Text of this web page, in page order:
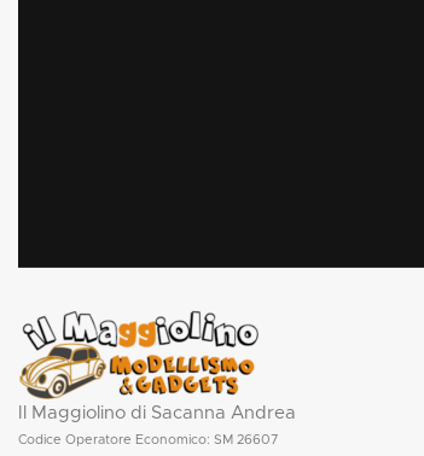
Il Maggiolino di Sacanna Andrea
Codice Operatore Economico: SM 26607